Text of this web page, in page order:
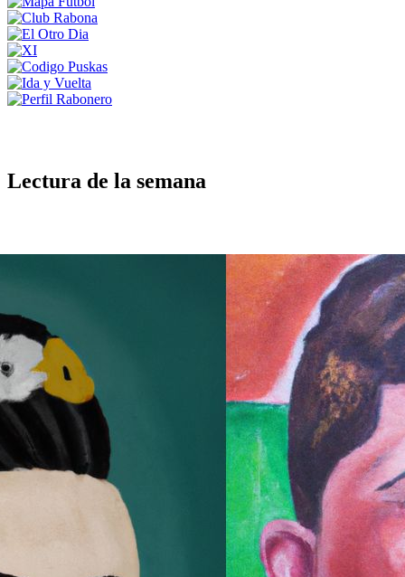
Lectura de la semana